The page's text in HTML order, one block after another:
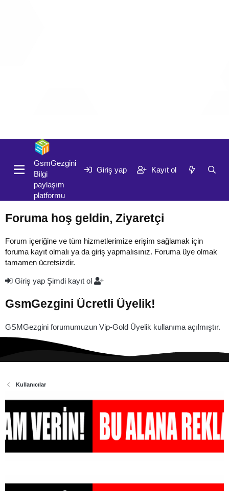
GsmGezgini
Bilgi
paylaşım
platformu
Giriş yap Kayıt ol
Foruma hoş geldin, Ziyaretçi
Forum içeriğine ve tüm hizmetlerimize erişim sağlamak için
foruma kayıt olmalı ya da giriş yapmalısınız. Foruma üye olmak
tamamen ücretsizdir.
Giriş yap Şimdi kayıt ol
GsmGezgini Ücretli Üyelik!
GSMGezgini forumumuzun Vip-Gold Üyelik kullanıma açılmıştır.
Kullanıcılar